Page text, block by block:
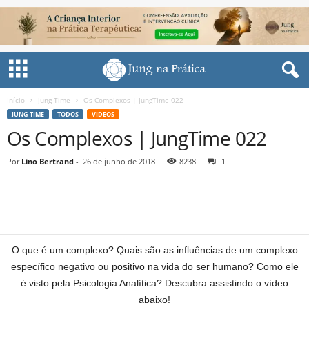
Início Jung Time Os Complexos | JungTime 022
JUNG TIME TODOS VIDEOS
Os Complexos | JungTime 022
Por Lino Bertrand - 26 de junho de 2018 8238 1
O que é um complexo? Quais são as influências de um complexo
específico negativo ou positivo na vida do ser humano? Como ele
é visto pela Psicologia Analítica? Descubra assistindo o vídeo
abaixo!